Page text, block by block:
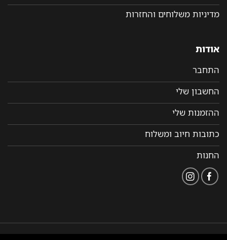
מדיניות משלוחים והחזרות
אודות
התחבר
החשבון שלי
ההזמנות שלי
כתובות חיוב ומשלוח
החנות